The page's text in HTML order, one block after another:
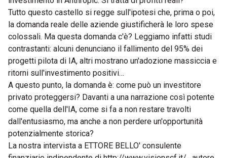
Tutto questo castello si regge sull'ipotesi che, prima o poi,
la domanda reale delle aziende giustificherà le loro spese
colossali. Ma questa domanda c'è? Leggiamo infatti studi
contrastanti: alcuni denunciano il fallimento del 95% dei
progetti pilota di IA, altri mostrano un'adozione massiccia e
ritorni sull'investimento positivi…
A questo punto, la domanda è: come può un investitore
privato proteggersi? Davanti a una narrazione così potente
come quella dell'IA, come si fa a non restare travolti
dall'entusiasmo, ma anche a non perdere un'opportunità
potenzialmente storica?
La nostra intervista a ETTORE BELLO' consulente